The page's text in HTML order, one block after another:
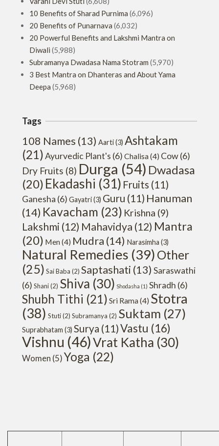
10 Benefits of Sharad Purnima (6,096)
20 Benefits of Punarnava (6,032)
20 Powerful Benefits and Lakshmi Mantra on
Diwali (5,988)
Subramanya Dwadasa Nama Stotram (5,970)
3 Best Mantra on Dhanteras and About Yama
Deepa (5,968)
Tags
108 Names (13) Aarti(3) Ashtakam
(21)Ayurvedic Plant's (6) Chalisa(4) Cow(6)
Dry Fruits (8) Durga (54) Dwadasa
(20) Ekadashi (31) Fruits (11)
Ganesha (6) Gayatri(3) Guru (11) Hanuman
(14) Kavacham (23) Krishna (9)
Lakshmi (12) Mahavidya (12) Mantra
(20) Men(4) Mudra (14) Narasimha (3)
Natural Remedies (39) Other
(25) Sai Baba (2) Saptashati (13) Saraswathi
(6) Shani(2) Shiva (30) Shodasha (1) Shradh (6)
Shubh Tithi (21) Sri Rama(4) Stotra
(38) Stuti(2) Subramanya (2) Suktam (27)
Suprabhatam (3) Surya (11)Vastu (16)
Vishnu (46)Vrat Katha (30)
Women (5)Yoga (22)